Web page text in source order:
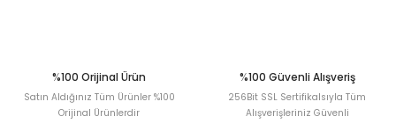
%100 Orijinal Ürün
Satın Aldığınız Tüm Ürünler %100
Orijinal Ürünlerdir
%100 Güvenli Alışveriş
256Bit SSL Sertifikalsıyla Tüm
Alışverişleriniz Güvenli